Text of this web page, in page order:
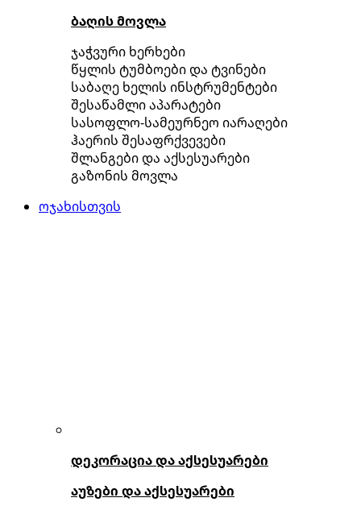
ბაღის მოვლა
ჯაჭვური ხერხები
წყლის ტუმბოები და ტვინები
საბაღე ხელის ინსტრუმენტები
შესაწამლი აპარატები
სასოფლო-სამეურნეო იარაღები
ჰაერის შესაფრქვევები
შლანგები და აქსესუარები
გაზონის მოვლა
ოჯახისთვის
დეკორაცია და აქსესუარები
აუზები და აქსესუარები